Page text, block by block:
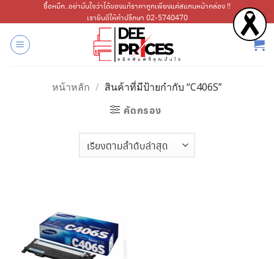
ไป
เนื้อหา
ซื้อหมึก..อย่ามั่นใจว่าได้ของแท้ราคาถูกเพียงแค่สแกนหน้ากล่อง !!
เรายินดีให้คำปรึกษา 02-5740470
หน้าหลัก / สินค้าที่มีป้ายกำกับ “C406S”
คัดกรอง